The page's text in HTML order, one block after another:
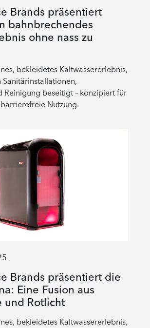
Brands präsentiert
bahnbrechendes
ohne nass zu
bekleidetes Kaltwassererlebnis,
Reinigung beseitigt – konzipiert für
Nutzung.
Brands präsentiert die
Eine Fusion aus
und Rotlicht
bekleidetes Kaltwassererlebnis,